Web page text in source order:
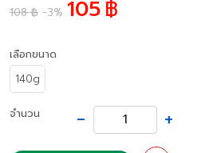
108 ฿ -3% 105฿
เลือกขนาด
140g
จำนวน - +